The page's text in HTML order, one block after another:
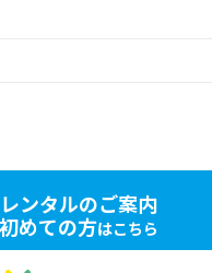
レンタルのご案内
初めての方はこちら